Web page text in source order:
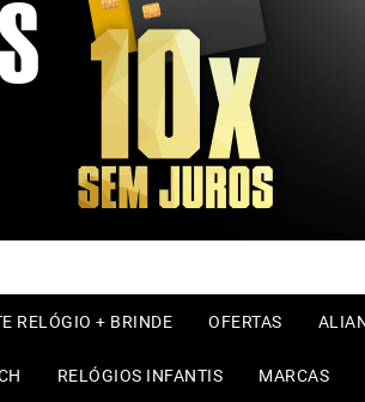
RELÓGIO + BRINDE OFERTAS
RELÓGIOS INFANTIS MARCAS